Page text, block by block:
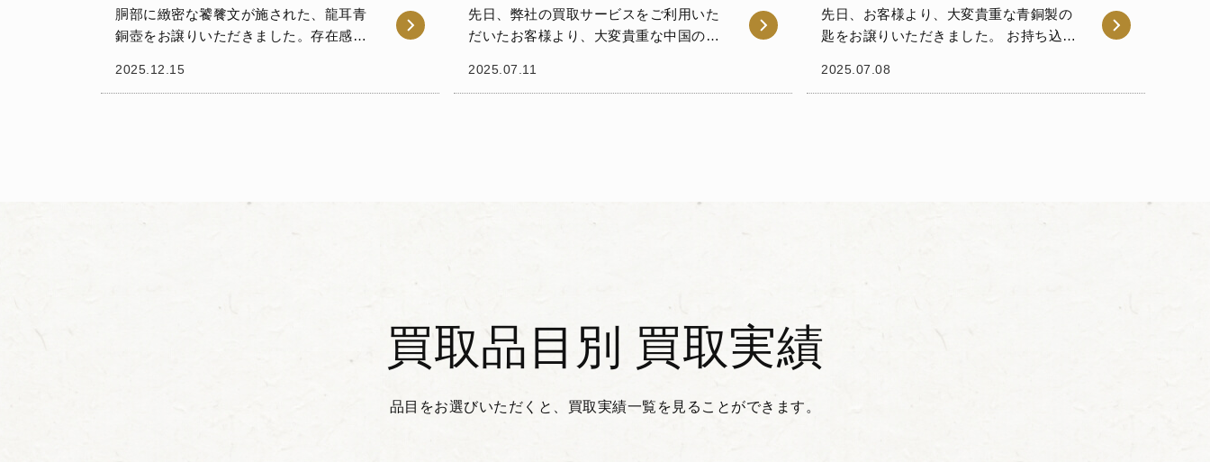
胴部に緻密な饕餮文が施された、龍耳青
銅壺をお譲りいただきました。存在感の
壺は、開いた口縁部に張り出した胴部、
2025.12.15
先日、弊社の買取サービスをご利用いた
だいたお客様より、大変貴重な中国の古
代の「布貨（ふか）」です。 布貨は、独
2025.07.11
先日、お客様より、大変貴重な青銅製の
匙をお譲りいただきました。 お持ち込み
た、細身で優美なシルエットを持つ青銅
2025.07.08
買取品目別 買取実績
品目をお選びいただくと、買取実績一覧を見ることができます。